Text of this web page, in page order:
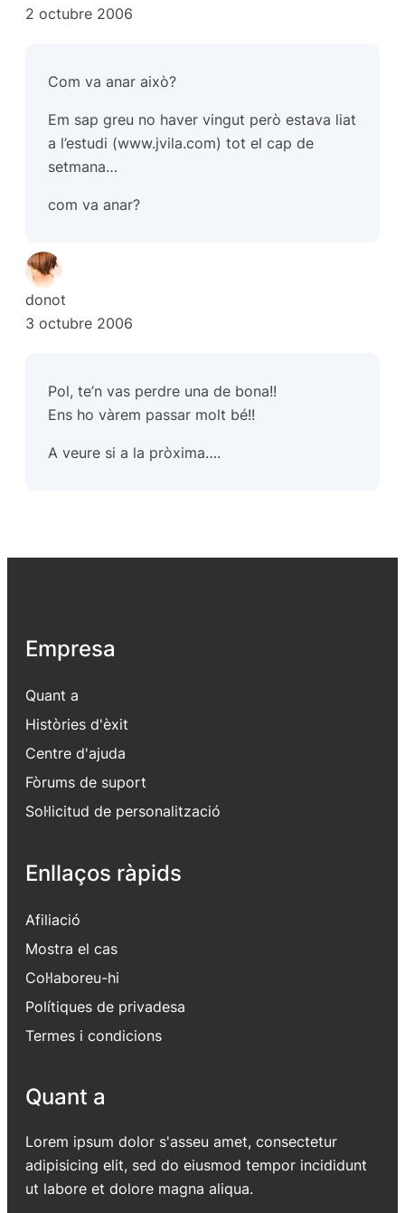
2 octubre 2006
Com va anar això?
Em sap greu no haver vingut però estava liat
a l’estudi (www.jvila.com) tot el cap de
setmana…
com va anar?
donot
3 octubre 2006
Pol, te’n vas perdre una de bona!!
Ens ho vàrem passar molt bé!!
A veure si a la pròxima….
Empresa
Quant a
Històries d'èxit
Centre d'ajuda
Fòrums de suport
Sol·licitud de personalització
Enllaços ràpids
Afiliació
Mostra el cas
Col·laboreu-hi
Polítiques de privadesa
Termes i condicions
Quant a
Lorem ipsum dolor s'asseu amet, consectetur
adipisicing elit, sed do eiusmod tempor incididunt
ut labore et dolore magna aliqua.